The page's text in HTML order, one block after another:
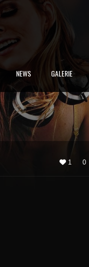
NEWS GALERIE
1 0